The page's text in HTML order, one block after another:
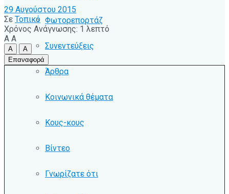
Φωτορεπορτάζ
Συνεντεύξεις
Άρθρα
Κοινωνικά θέματα
Κους-κους
Βίντεο
Γνωρίζατε ότι
29 Αυγούστου 2015
Σε Τοπικό
Χρόνος Ανάγνωσης: 1 λεπτό
A A
A
A
Επαναφορά